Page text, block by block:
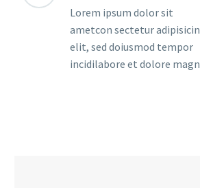
Lorem ipsum dolor sit
ametcon sectetur
elit, sed doiusmod tempor
incidilabore et dolore